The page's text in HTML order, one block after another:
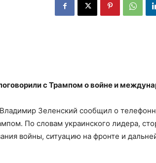
с Трампом о войне и
Зеленский сообщил о
По словам украинского лидера,
войны, ситуацию на фронте и